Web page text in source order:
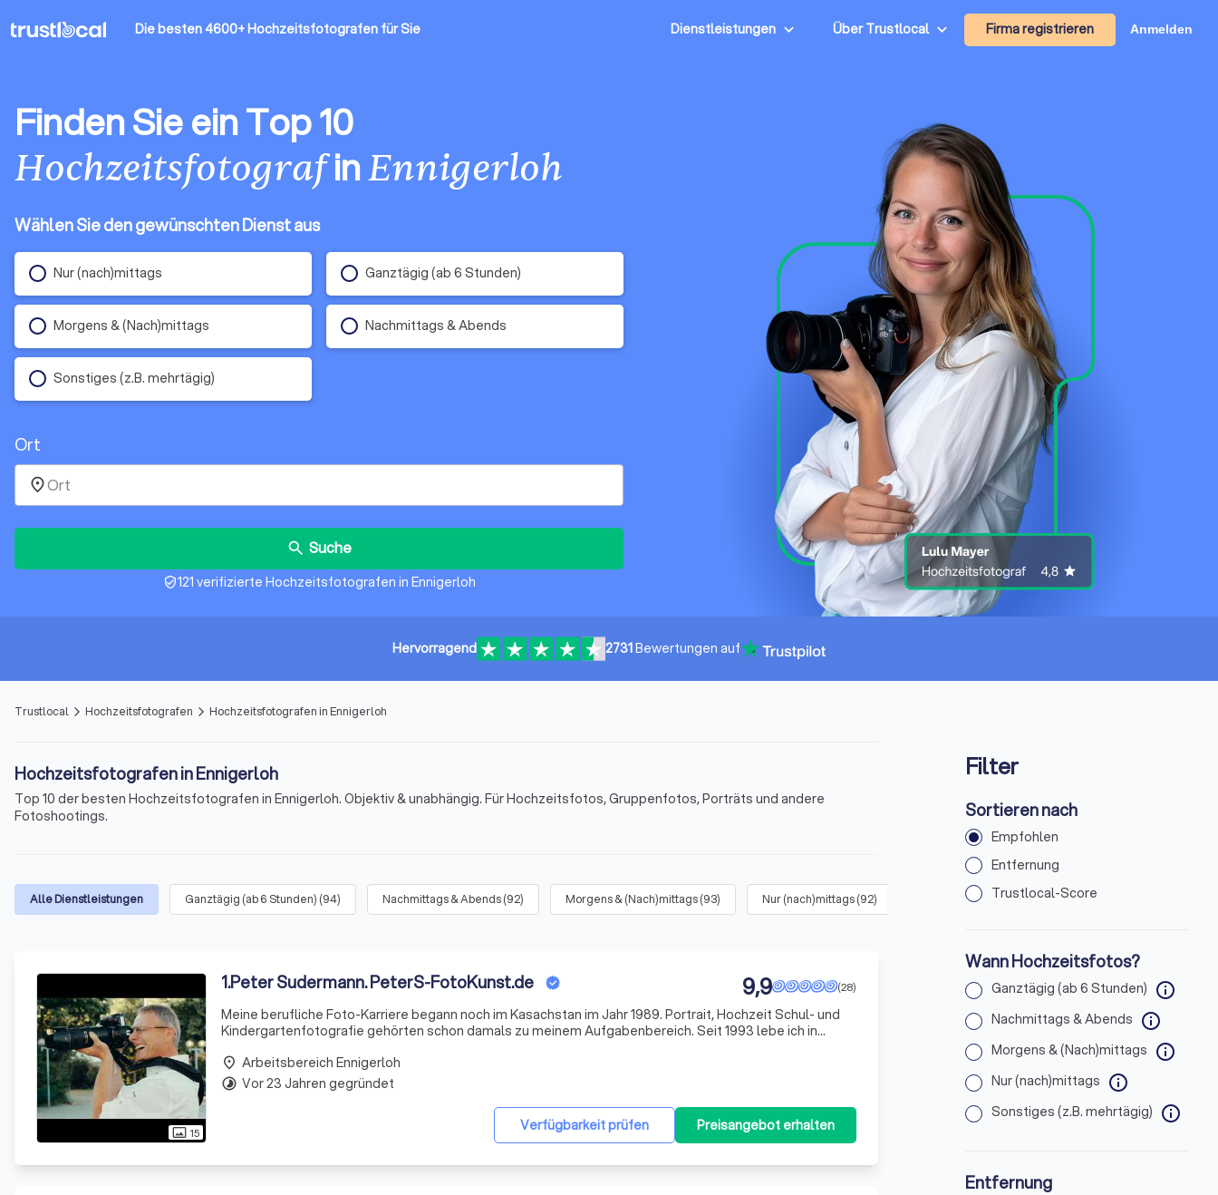
Die besten 4600+ Hochzeitsfotografen für Sie Dienstleistungen Über Trustlocal Firma registrieren Anmelden
Finden Sie ein Top 10
HochzeitsfotografinEnnigerloh
Wählen Sie den gewünschten Dienst aus
Nur (nach)mittags Ganztägig (ab 6 Stunden)
Morgens & (Nach)mittags Nachmittags & Abends
Sonstiges (z.B. mehrtägig)
Ort
place
search Suche
verified_user121 verifizierte Hochzeitsfotografen in Ennigerloh
Hervorragend 2731Bewertungen auf
Trustlocal arrow_forward_ios Hochzeitsfotografen arrow_forward_ios Hochzeitsfotografen in Ennigerloh
Hochzeitsfotografen in Ennigerloh
Top 10 der besten Hochzeitsfotografen in Ennigerloh. Objektiv & unabhängig. Für Hochzeitsfotos, Gruppenfotos, Porträts und andere
Fotoshootings.
Alle Dienstleistungen Ganztägig (ab 6 Stunden) (94) Nachmittags & Abends(92) Morgens & (Nach)mittags(93) Nur (nach)mittags(92) Sonstiges (z.B. mehrtägig)(91)
photo_size_select_actual 15
1.Peter Sudermann. PeterS-FotoKunst.de (28)
9,9
Meine berufliche Foto-Karriere begann noch im Kasachstan im Jahr 1989. Portrait, Hochzeit Schul- und
Kindergartenfotografie gehörten schon damals zu meinem Aufgabenbereich. Seit 1993 lebe ich in
Patr
Verfügbarkeit prüfen Preisangebot erhalten
place Arbeitsbereich Ennigerloh
timelapse Vor 23 Jahren gegründet
Filter
Sortieren nach
Empfohlen
Entfernung
Trustlocal-Score
Wann Hochzeitsfotos?
Ganztägig (ab 6 Stunden) info
Nachmittags & Abends info
Morgens & (Nach)mittags info
Nur (nach)mittags info
Sonstiges (z.B. mehrtägig) info
Entfernung